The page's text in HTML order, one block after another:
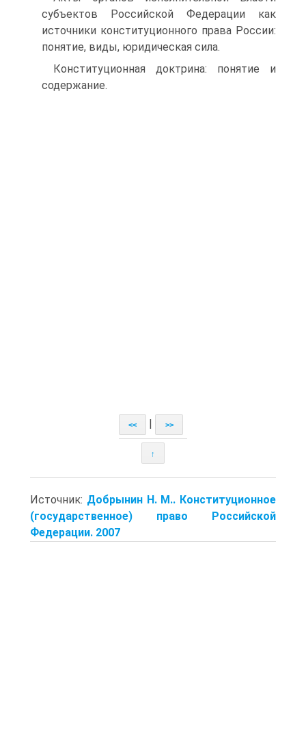
субъектов Российской Федерации как
источники конституционного права России:
понятие, виды, юридическая сила.
Конституционная доктрина: понятие и
содержание.
<< >>
↑
Источник: Добрынин Н. М.. Конституционное
(государственное) право Российской
Федерации. 2007